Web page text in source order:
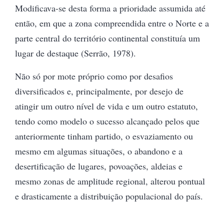
Modificava-se desta forma a prioridade assumida até
então, em que a zona compreendida entre o Norte e a
parte central do território continental constituía um
lugar de destaque (Serrão, 1978).
Não só por mote próprio como por desafios
diversificados e, principalmente, por desejo de
atingir um outro nível de vida e um outro estatuto,
tendo como modelo o sucesso alcançado pelos que
anteriormente tinham partido, o esvaziamento ou
mesmo em algumas situações, o abandono e a
desertificação de lugares, povoações, aldeias e
mesmo zonas de amplitude regional, alterou pontual
e drasticamente a distribuição populacional do país.